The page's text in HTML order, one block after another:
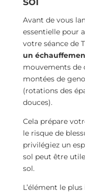
Avant de vous
essentielle pour
votre séance de
un
mouvements de
montées de
(rotations des
douces).
Cela prépare
le risque de
privilégiez un
sol peut être
sol.
L’élément le